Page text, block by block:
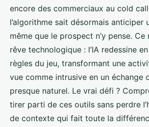
encore des commerciaux au cold
l’algorithme sait désormais anticiper
même que le prospect n’y pense. Ce
rêve technologique : l’IA redessine
règles du jeu, transformant une
vue comme intrusive en un échange
presque naturel. Le vrai défi ?
tirer parti de ces outils sans perdre
de contexte qui fait toute la